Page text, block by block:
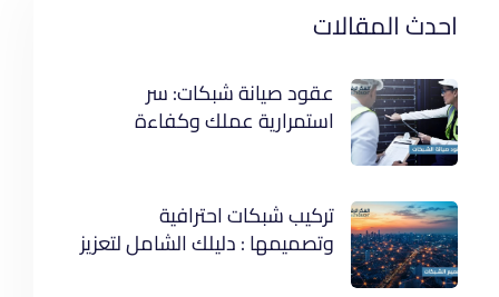
احدث المقالات
عقود صيانة شبكات: سر
استمرارية عملك وكفاءة
تركيب شبكات احترافية
وتصميمها : دليلك الشامل لتعزيز